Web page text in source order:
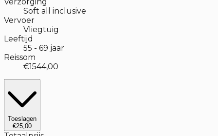
Verzorging
Soft all inclusive
Vervoer
Vliegtuig
Leeftijd
55 - 69 jaar
Reissom
€1544,00
Toeslagen
€25,00